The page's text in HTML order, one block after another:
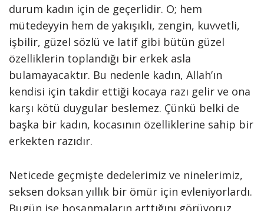
durum kadın için de geçerlidir. O; hem
mütedeyyin hem de yakışıklı, zengin, kuvvetli,
işbilir, güzel sözlü ve latif gibi bütün güzel
özelliklerin toplandığı bir erkek asla
bulamayacaktır. Bu nedenle kadın, Allah’ın
kendisi için takdir ettiği kocaya razı gelir ve ona
karşı kötü duygular beslemez. Çünkü belki de
başka bir kadın, kocasının özelliklerine sahip bir
erkekten razıdır.
Neticede geçmişte dedelerimiz ve ninelerimiz,
seksen doksan yıllık bir ömür için evleniyorlardı.
Bugün ise boşanmaların arttığını görüyoruz,